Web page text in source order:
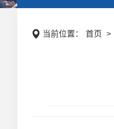
当前位置： 首页 >